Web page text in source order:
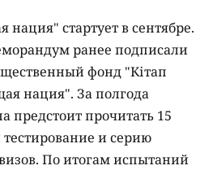
стартует в сентябре.
ранее подписали
фонд "Кітап
нация". За полгода
предстоит прочитать 15
и серию
По итогам испытаний